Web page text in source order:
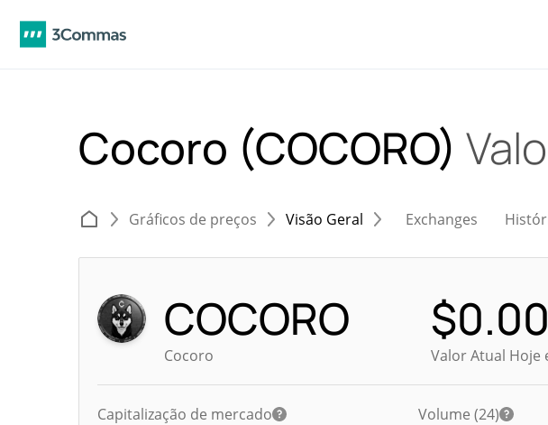
Cocoro (COCORO)
Gráficos de preços Visão Geral Exchanges
COCORO
Cocoro
$
Valor Atual Hoje
Capitalização de mercado
Volume (24)